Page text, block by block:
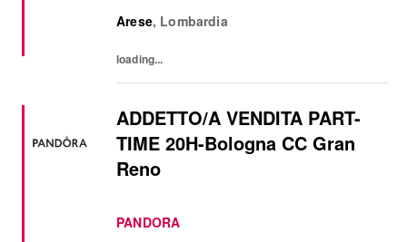
accessibili realizzati con materiali di alta
Arese, Lombardia
loading...
ADDETTO/A VENDITA PART-
TIME 20H-Bologna CC Gran
Reno
PANDORA